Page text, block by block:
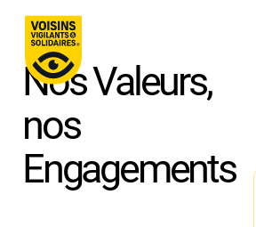
Nos Valeurs,
nos
Engagements